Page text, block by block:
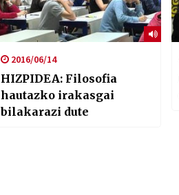
2016/06/14
HIZPIDEA: Filosofia
hautazko irakasgai
bilakarazi dute